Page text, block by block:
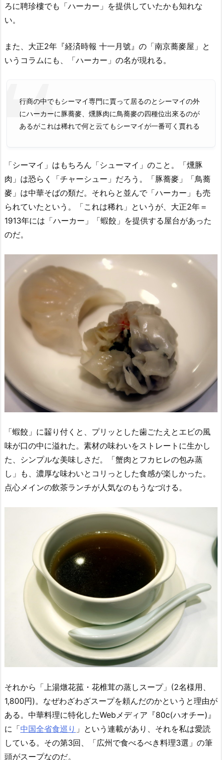
ろに聘珍樓でも「ハーカー」を提供していたかも知れな
い。
また、大正2年『経済時報 十一月號』の「南京蕎麥屋」と
いうコラムにも、「ハーカー」の名が現れる。
行商の中でもシーマイ専門に賈って居るのとシーマイの外
にハーカーに豚蕎麥、燻豚肉に鳥蕎麥の四種位出來るのが
あるがこれは稀れで何と云てもシーマイが一番可く賈れる
「シーマイ」はもちろん「シューマイ」のこと。「燻豚
肉」は恐らく「チャーシュー」だろう。「豚蕎麥」「鳥蕎
麥」は中華そばの類だ。それらと並んで「ハーカー」も売
られていたという。「これは稀れ」というが、大正2年＝
1913年には「ハーカー」「蝦餃」を提供する屋台があった
のだ。
「蝦餃」に齧り付くと、プリッとした歯ごたえとエビの風
味が口の中に溢れた。素材の味わいをストレートに生かし
た、シンプルな美味しさだ。「蟹肉とフカヒレの包み蒸
し」も、濃厚な味わいとコリっとした食感が楽しかった。
点心メインの飲茶ランチが人気なのもうなづける。
それから「上湯燉花菰・花椎茸の蒸しスープ」(2名様用、
1,800円)。なぜわざわざスープを頼んだのかというと理由が
ある。中華料理に特化したWebメディア『80c(ハオチー)』
に「中国全省食巡り 」という連載があり、それを私は愛読
している。その第3回、「広州で食べるべき料理3選」の筆
頭がスープなのだ。